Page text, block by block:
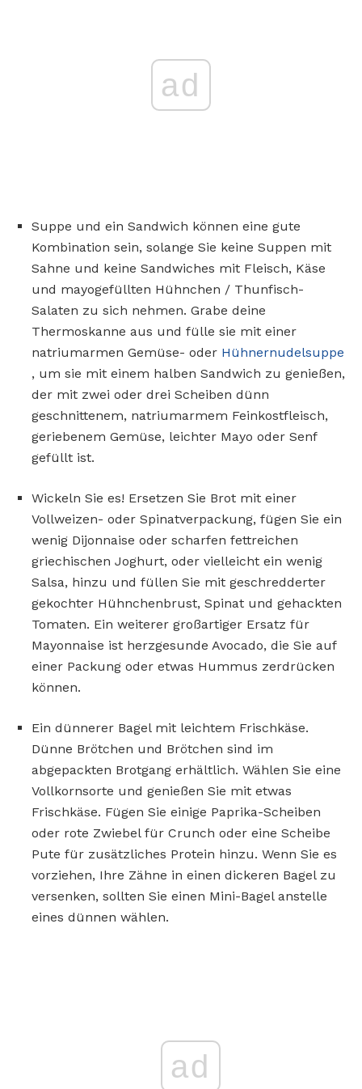
ad
Suppe und ein Sandwich können eine gute
Kombination sein, solange Sie keine Suppen mit
Sahne und keine Sandwiches mit Fleisch, Käse
und mayogefüllten Hühnchen / Thunfisch-
Salaten zu sich nehmen. Grabe deine
Thermoskanne aus und fülle sie mit einer
natriumarmen Gemüse- oder Hühnernudelsuppe
, um sie mit einem halben Sandwich zu genießen,
der mit zwei oder drei Scheiben dünn
geschnittenem, natriumarmem Feinkostfleisch,
geriebenem Gemüse, leichter Mayo oder Senf
gefüllt ist.
Wickeln Sie es! Ersetzen Sie Brot mit einer
Vollweizen- oder Spinatverpackung, fügen Sie ein
wenig Dijonnaise oder scharfen fettreichen
griechischen Joghurt, oder vielleicht ein wenig
Salsa, hinzu und füllen Sie mit geschredderter
gekochter Hühnchenbrust, Spinat und gehackten
Tomaten. Ein weiterer großartiger Ersatz für
Mayonnaise ist herzgesunde Avocado, die Sie auf
einer Packung oder etwas Hummus zerdrücken
können.
Ein dünnerer Bagel mit leichtem Frischkäse.
Dünne Brötchen und Brötchen sind im
abgepackten Brotgang erhältlich. Wählen Sie eine
Vollkornsorte und genießen Sie mit etwas
Frischkäse. Fügen Sie einige Paprika-Scheiben
oder rote Zwiebel für Crunch oder eine Scheibe
Pute für zusätzliches Protein hinzu. Wenn Sie es
vorziehen, Ihre Zähne in einen dickeren Bagel zu
versenken, sollten Sie einen Mini-Bagel anstelle
eines dünnen wählen.
ad